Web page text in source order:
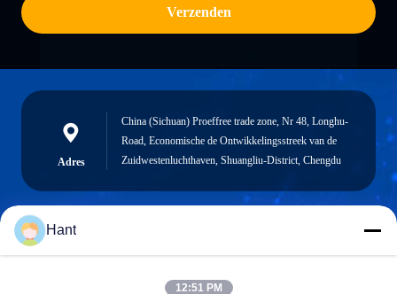
Verzenden
Adres
China (Sichuan) Proeffree trade zone, Nr 48, Longhu-
Road, Economische de Ontwikkelingsstreek van de
Zuidwestenluchthaven, Shuangliu-District, Chengdu
Sales03@chinafibercable.com
Hant
12:51 PM